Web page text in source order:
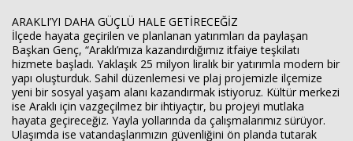
ARAKLI’YI DAHA GÜÇLÜ HALE GETİRECEĞİZ
İlçede hayata geçirilen ve planlanan yatırımları da paylaşan
Başkan Genç, “Araklı’mıza kazandırdığımız itfaiye teşkilatı
hizmete başladı. Yaklaşık 25 milyon liralık bir yatırımla modern bir
yapı oluşturduk. Sahil düzenlemesi ve plaj projemizle ilçemize
yeni bir sosyal yaşam alanı kazandırmak istiyoruz. Kültür merkezi
ise Araklı için vazgeçilmez bir ihtiyaçtır, bu projeyi mutlaka
hayata geçireceğiz. Yayla yollarında da çalışmalarımız sürüyor.
Ulaşımda ise vatandaşlarımızın güvenliğini ön planda tutarak